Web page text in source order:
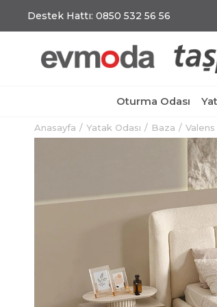
Destek Hattı: 0850 532 56 56
Oturma Odası
Anasayfa Yatak Odası Baza